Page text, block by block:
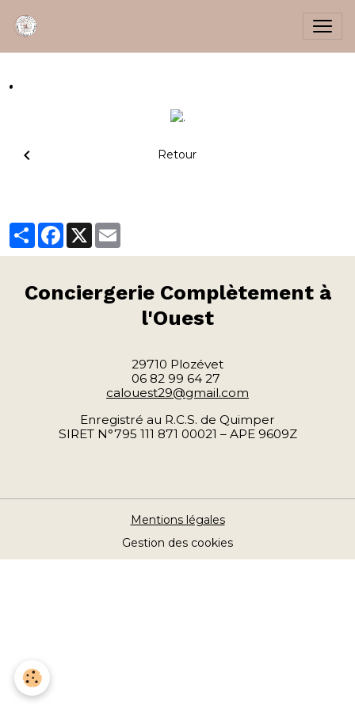
.
Retour
PartagerFacebook
X
Conciergerie Complètement à
l'Ouest
29710 Plozévet
06 82 99 64 27
calouest29@gmail.com
Enregistré au R.C.S. de Quimper
SIRET N°795 111 871 00021 – APE 9609Z
Mentions légales
Gestion des cookies